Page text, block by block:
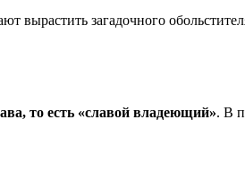
вырастить загадочного
то есть «славой владеющий». В